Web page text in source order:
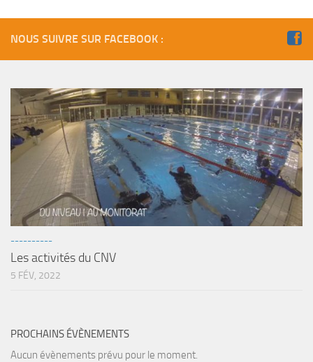
Sorties 2020
Sorties 2019
Sorties 2018
sorties 2017
Sorties 2016
Sorties 2015
BIO SUB
Lac Merveilleux
AUDIOVISUEL
NOUS SUIVRE SUR FACEBOOK :
----------
Les activités du CNV
5 FÉV, 2022
PROCHAINS ÉVÈNEMENTS
Aucun évènements prévu pour le moment.